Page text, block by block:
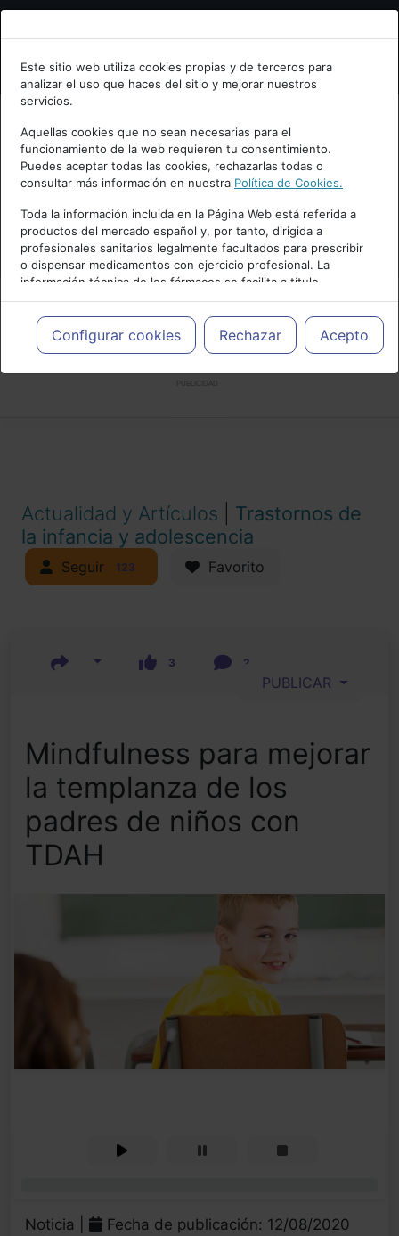
Bienvenid@ a psiquiatria.com
Escribe tu Email
Accede o regístrate con tu email.
Cancelar
Este sitio web utiliza cookies propias y de terceros para
analizar el uso que haces del sitio y mejorar nuestros
servicios.
Aquellas cookies que no sean necesarias para el
funcionamiento de la web requieren tu consentimiento.
Puedes aceptar todas las cookies, rechazarlas todas o
consultar más información en nuestra Política de Cookies.
Toda la información incluida en la Página Web está referida a
productos del mercado español y, por tanto, dirigida a
profesionales sanitarios legalmente facultados para prescribir
o dispensar medicamentos con ejercicio profesional. La
información técnica de los fármacos se facilita a título
meramente informativo, siendo responsabilidad de los
profesionales facultados prescribir medicamentos y decidir, en
cada caso concreto, el tratamiento más adecuado a las
necesidades del paciente.
Configurar cookies Rechazar Acepto
Actualidad y Artículos
Trastornos de
la infancia y adolescencia
Seguir 123 Favorito
3 2
PUBLICAR
Mindfulness para mejorar
la templanza de los
padres de niños con
TDAH
Noticia | Fecha de publicación: 12/08/2020